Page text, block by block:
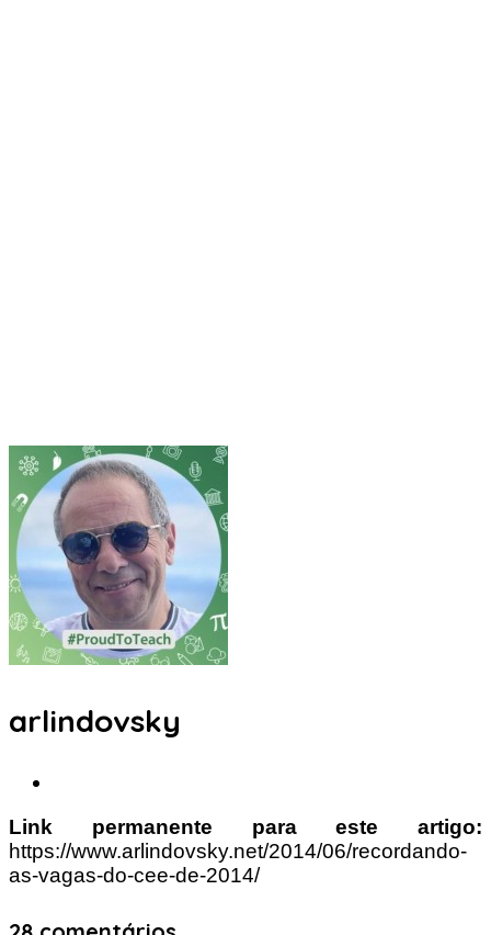
arlindovsky
Link permanente para este artigo:
https://www.arlindovsky.net/2014/06/recordando-
as-vagas-do-cee-de-2014/